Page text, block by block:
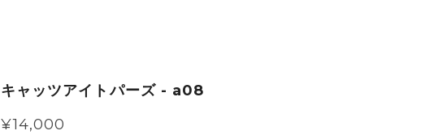
キャッツアイトパーズ - a08
¥14,000